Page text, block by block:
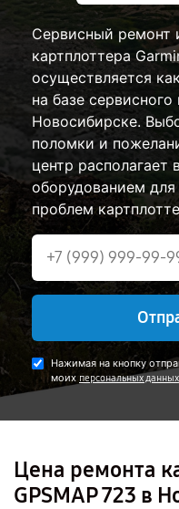
Сервисный ремонт
картплоттера
осуществляется
на базе
Новосибирске.
поломки и
центр
оборудованием для
проблем
Нажимая на кнопку
моих персональных данных
Цена ремонта
GPSMAP 723 в